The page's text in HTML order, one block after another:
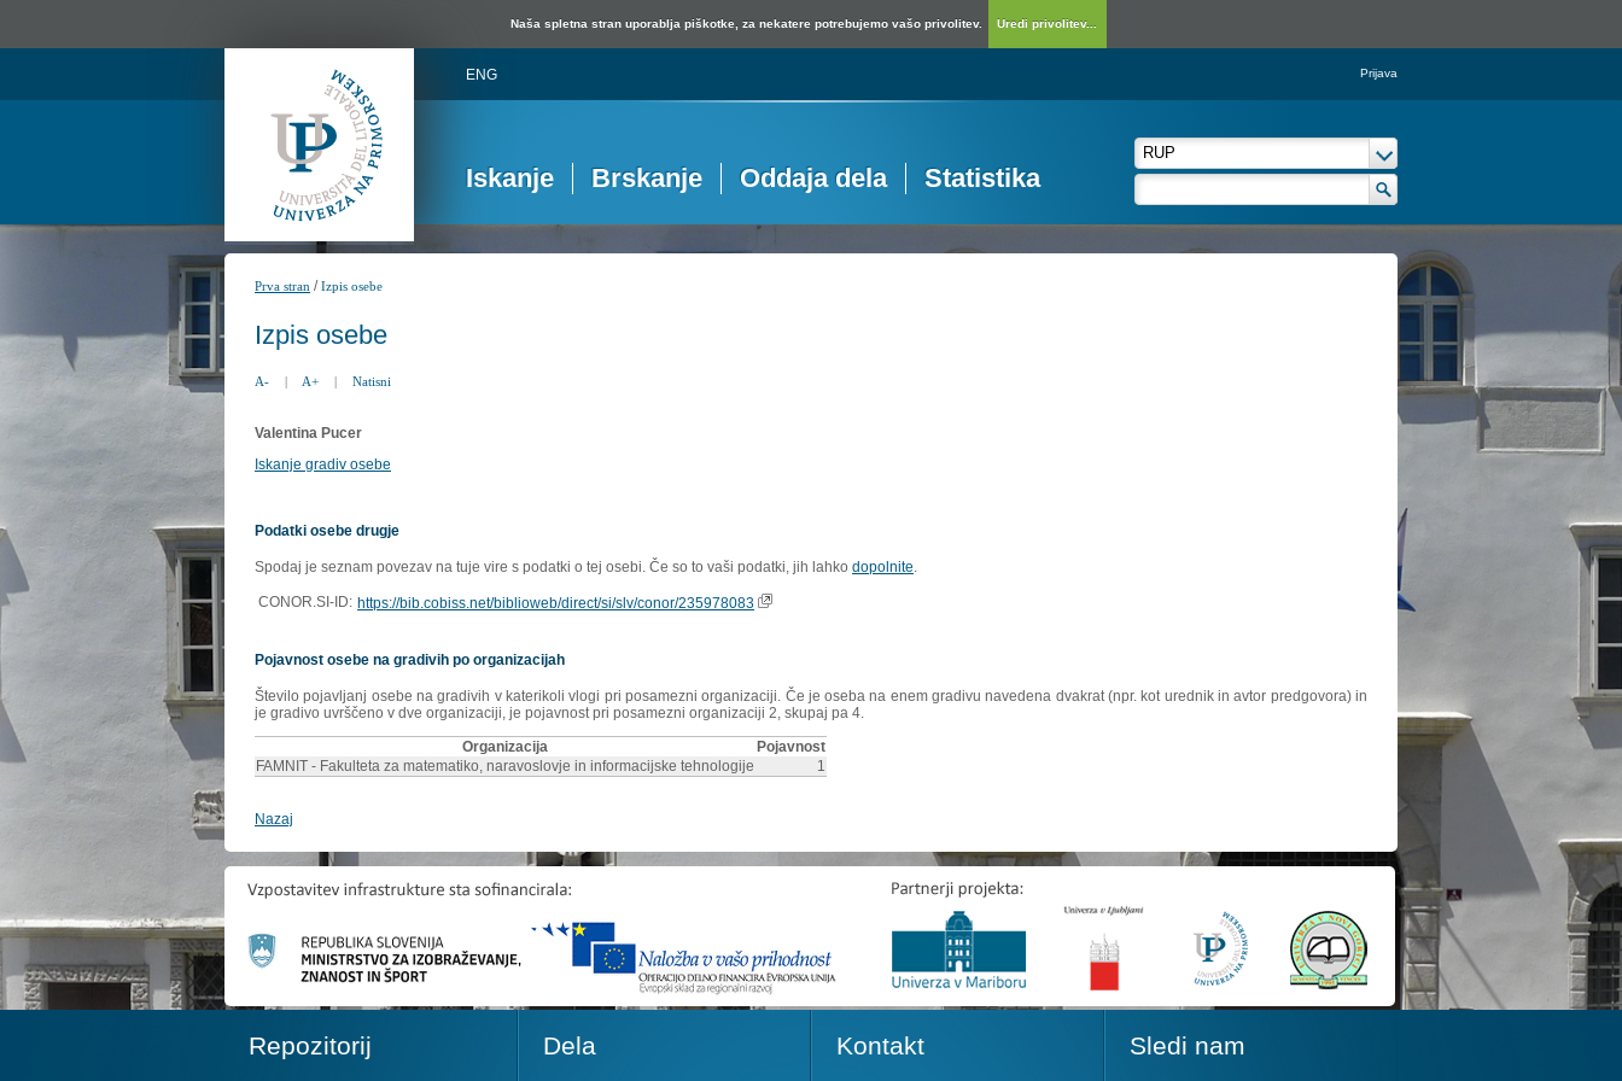
Naša spletna stran uporablja piškotke, za nekatere potrebujemo vašo privolitev. Uredi privolitev...
ENG Prijava
Iskanje Brskanje Oddaja dela Statistika
Prva stran /Izpis osebe
Izpis osebe
A- | A+ | Natisni
Valentina Pucer
Iskanje gradiv osebe
Podatki osebe drugje
Spodaj je seznam povezav na tuje vire s podatki o tej osebi. Če so to vaši podatki, jih lahko dopolnite.
CONOR.SI-ID: https://bib.cobiss.net/biblioweb/direct/si/slv/conor/235978083
Pojavnost osebe na gradivih po organizacijah
Število pojavljanj osebe na gradivih v katerikoli vlogi pri posamezni organizaciji. Če je oseba na enem gradivu navedena dvakrat (npr. kot urednik in avtor predgovora) in
je gradivo uvrščeno v dve organizaciji, je pojavnost pri posamezni organizaciji 2, skupaj pa 4.
Organizacija
Pojavnost
FAMNIT - Fakulteta za matematiko, naravoslovje in informacijske tehnologije
1
Nazaj
Repozitorij Dela Kontakt Sledi nam